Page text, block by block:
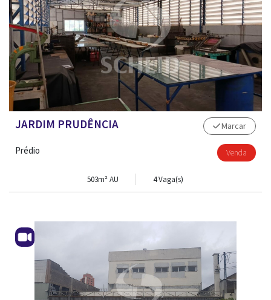
JARDIM PRUDÊNCIA
Prédio
Marcar
Venda
503m² AU 4 Vaga(s)